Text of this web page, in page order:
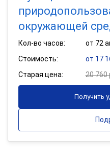
окружающей
Кол-во часов:
от 72
Стоимость:
от 17
Старая цена:
20 760
Получить